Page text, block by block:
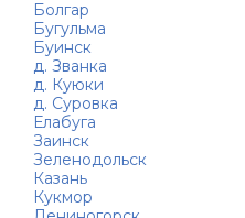
Болгар
Бугульма
Буинск
д. Званка
д. Куюки
д. Суровка
Елабуга
Заинск
Зеленодольск
Казань
Кукмор